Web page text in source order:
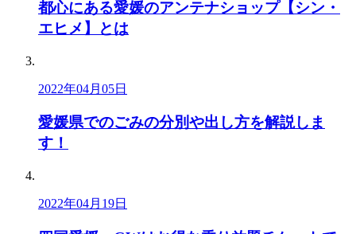
都心にある愛媛のアンテナショップ【シン・
エヒメ】とは
2022年04月05日
愛媛県でのごみの分別や出し方を解説しま
す！
2022年04月19日